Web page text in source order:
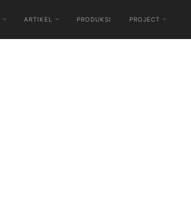
ARTIKEL PRODUKSI PROJECT